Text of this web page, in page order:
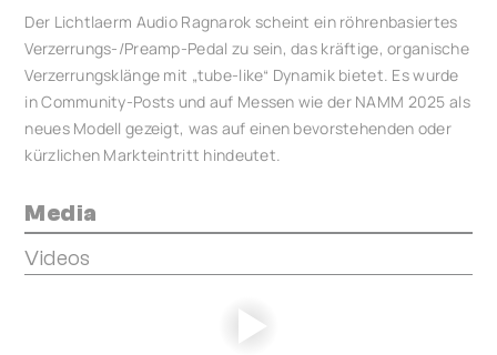
Der Lichtlaerm Audio Ragnarok scheint ein röhrenbasiertes
Verzerrungs-/Preamp-Pedal zu sein, das kräftige, organische
Verzerrungsklänge mit „tube-like“ Dynamik bietet. Es wurde
in Community-Posts und auf Messen wie der NAMM 2025 als
neues Modell gezeigt, was auf einen bevorstehenden oder
kürzlichen Markteintritt hindeutet.
Media
Videos